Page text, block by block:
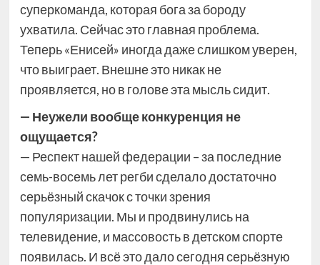
суперкоманда, которая бога за бороду
ухватила. Сейчас это главная проблема.
Теперь «Енисей» иногда даже слишком уверен,
что выиграет. Внешне это никак не
проявляется, но в голове эта мысль сидит.
— Неужели вообще конкуренция не
ощущается?
— Респект нашей федерации – за последние
семь-восемь лет регби сделало достаточно
серьёзный скачок с точки зрения
популяризации. Мы и продвинулись на
телевидение, и массовость в детском спорте
появилась. И всё это дало сегодня серьёзную